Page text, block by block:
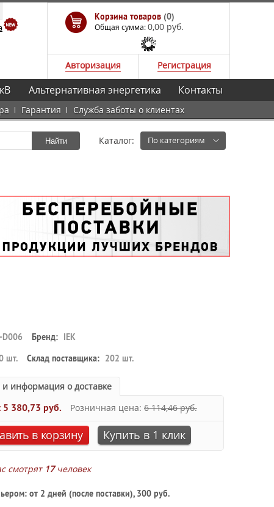
Корзина товаров (0)
Общая сумма:0,00 руб.
Авторизация Регистрация
Гарантия Служба заботы о клиентах
Альтернативная энергетика Контакты
Найти Каталог: По категориям
D006 Бренд: IEK
шт. Склад поставщика: 202 шт.
и информация о доставке
5 380,73 руб. Розничная цена: 6 114,46 руб.
в корзину Купить в 1 клик
смотрят 17человек
от 2 дней (после поставки), 300 руб.